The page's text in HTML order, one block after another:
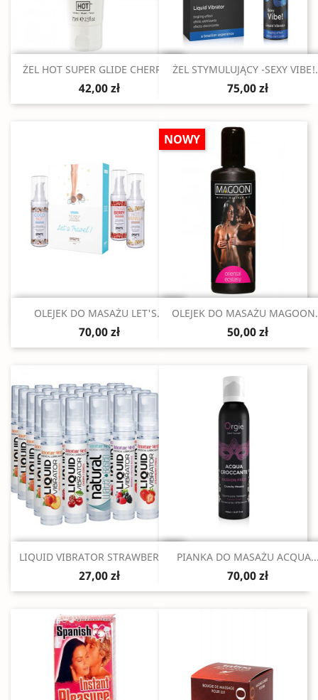
Szybki podgląd
ŻEL HOT SUPER GLIDE CHERRY...
42,00 zł
Szybki podgląd
ŻEL STYMULUJĄCY -SEXY
75,00 zł
Szybki podgląd
OLEJEK DO MASAŻU LET'S...
70,00 zł
Szybki podgląd
OLEJEK DO MASAŻU
50,00 zł
NOWY
Szybki podgląd
LIQUID VIBRATOR STRAWBERRY...
27,00 zł
 Szybki podgląd
PIANKA DO MASAŻU
70,00 zł